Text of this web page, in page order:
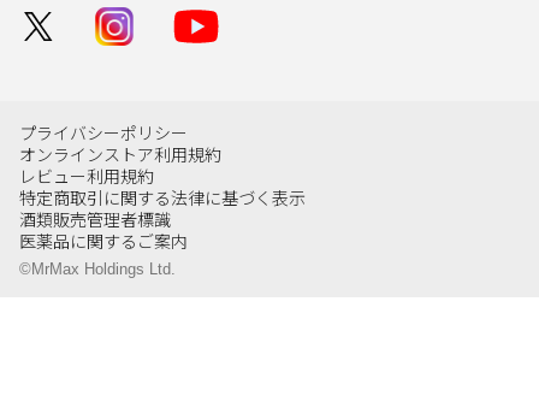
プライバシーポリシー
オンラインストア利用規約
レビュー利用規約
特定商取引に関する法律に基づく表示
酒類販売管理者標識
医薬品に関するご案内
©MrMax Holdings Ltd.